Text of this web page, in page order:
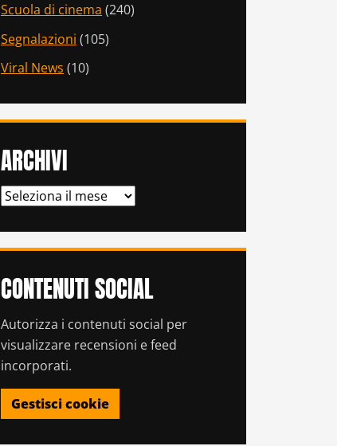
Scuola di cinema (240)
Segnalazioni (105)
Viral News (10)
ARCHIVI
ARCHIVI
CONTENUTI SOCIAL
Autorizza i contenuti social per
visualizzare recensioni e feed
incorporati.
Gestisci cookie